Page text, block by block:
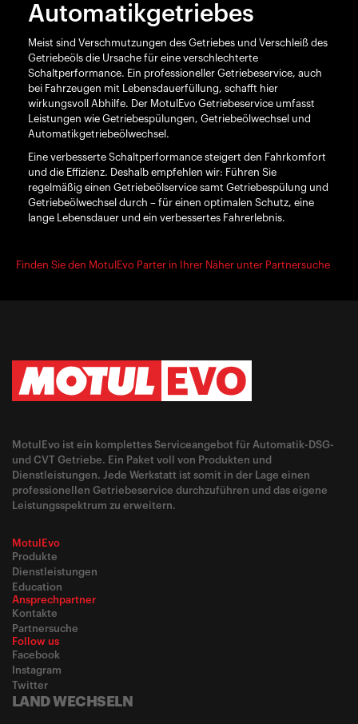
Automatikgetriebes
Meist sind Verschmutzungen des Getriebes und Verschleiß des
Getriebeöls die Ursache für eine verschlechterte
Schaltperformance. Ein professioneller Getriebeservice, auch
bei Fahrzeugen mit Lebensdauerfüllung, schafft hier
wirkungsvoll Abhilfe. Der MotulEvo Getriebeservice umfasst
Leistungen wie Getriebespülungen, Getriebeölwechsel und
Automatikgetriebeölwechsel.
Eine verbesserte Schaltperformance steigert den Fahrkomfort
und die Effizienz. Deshalb empfehlen wir: Führen Sie
regelmäßig einen Getriebeölservice samt Getriebespülung und
Getriebeölwechsel durch – für einen optimalen Schutz, eine
lange Lebensdauer und ein verbessertes Fahrerlebnis.
Finden Sie den MotulEvo Parter in Ihrer Näher unter Partnersuche
MotulEvo ist ein komplettes Serviceangebot für Automatik-DSG-
und CVT Getriebe. Ein Paket voll von Produkten und
Dienstleistungen. Jede Werkstatt ist somit in der Lage einen
professionellen Getriebeservice durchzuführen und das eigene
Leistungsspektrum zu erweitern.
MotulEvo
Produkte
Dienstleistungen
Education
Ansprechpartner
Kontakte
Partnersuche
Follow us
Facebook
Instagram
Twitter
LAND WECHSELN